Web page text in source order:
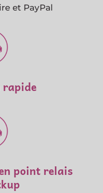
et PayPal
rapide
point relais